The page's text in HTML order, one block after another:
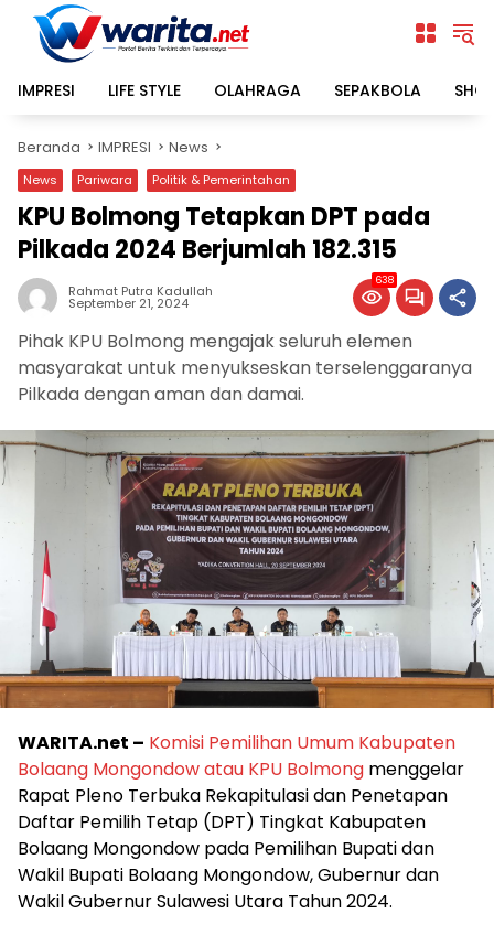
Langsung
konten
IMPRESI
LIFE STYLE OLAHRAGA SEPAKBOLA
Beranda IMPRESI News
News Pariwara Politik & Pemerintahan
KPU Bolmong Tetapkan DPT pada
Pilkada 2024 Berjumlah 182.315
Rahmat Putra Kadullah
September 21, 2024
638
Pihak KPU Bolmong mengajak seluruh elemen
masyarakat untuk menyukseskan terselenggaranya
Pilkada dengan aman dan damai.
WARITA.net – Komisi Pemilihan Umum Kabupaten
Bolaang Mongondow atau KPU Bolmong menggelar
Rapat Pleno Terbuka Rekapitulasi dan Penetapan
Daftar Pemilih Tetap (DPT) Tingkat Kabupaten
Bolaang Mongondow pada Pemilihan Bupati dan
Wakil Bupati Bolaang Mongondow, Gubernur dan
Wakil Gubernur Sulawesi Utara Tahun 2024.